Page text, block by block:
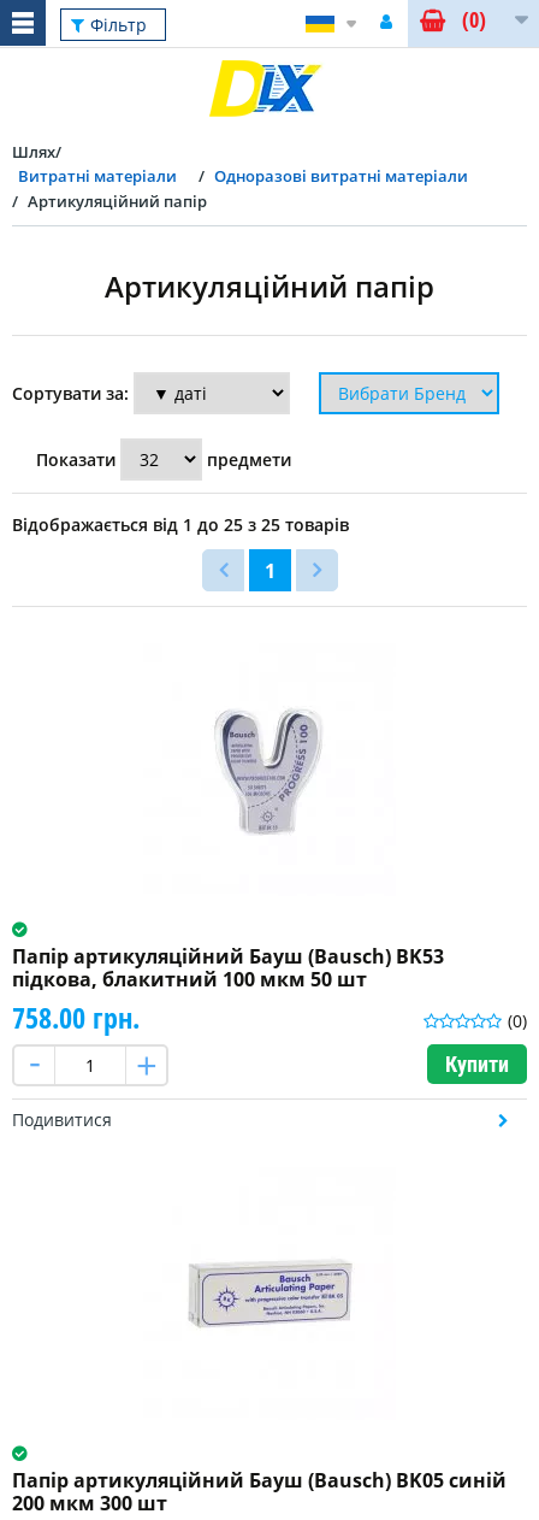
Фільтр (0)
Шлях
Витратні матеріали
Одноразові витратні матеріали
Артикуляційний папір
Артикуляційний папір
Товщина
артикуляційного
(5)
40
мкм
(5)
більше
Колір
Скинути
Сортувати за:
Показати предмети
Відображається від 1 до 25 з 25 товарів
1
Папір артикуляційний Бауш (Bausch) BK53
підкова, блакитний 100 мкм 50 шт
(0)
758.00 грн.
Купити
Подивитися
Папір артикуляційний Бауш (Bausch) BK05 синій
200 мкм 300 шт